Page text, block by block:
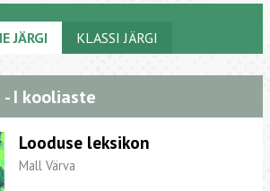
JÄRGI KLASSI JÄRGI
I kooliaste
Looduse leksikon
Mall Värva